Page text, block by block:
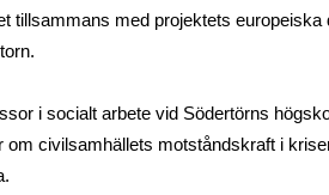
tillsammans med projektets europeiska
i socialt arbete vid Södertörns
om civilsamhällets motståndskraft i